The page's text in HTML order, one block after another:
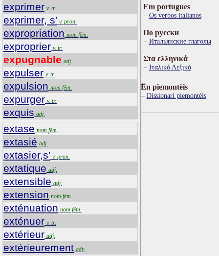
exprimer v. tr.
exprimer, s' v. pron.
expropriation nom fém.
exproprier v. tr.
expugnable adj.
expulser v. tr.
expulsion nom fém.
expurger v. tr.
exquis adj.
extase nom fém.
extasié adj.
extasier,s' v. pron.
extatique adj.
extensible adj.
extension nom fém.
exténuation nom fém.
exténuer v. tr.
extérieur adj.
extérieurement adv.
Em portugues
Os verbos italianos
По русски
Итальянские глаголы
Στα ελληνικά
Ιταλικό Λεξικό
Ën piemontèis
Dissionari piemontèis